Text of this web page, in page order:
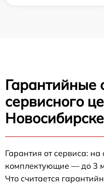
Гарантийные
сервисного
Новосибирске
Гарантия от сервиса:
комплектующие — до 3
Что считается